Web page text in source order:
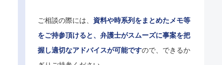
ご相談の際には、 資料や時系列をまとめたメモ等
をご持参頂けると、弁護士がスムーズに事案を把
握し適切なアドバイスが可能ですので、できるか